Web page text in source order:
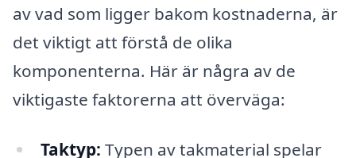
av vad som ligger bakom kostnaderna, är
det viktigt att förstå de olika
komponenterna. Här är några av de
viktigaste faktorerna att överväga:
Taktyp: Typen av takmaterial spelar